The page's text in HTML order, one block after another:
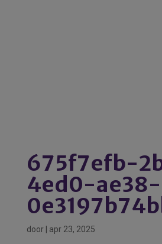
675f7efb-
4ed0-ae38-
door apr 23, 2025